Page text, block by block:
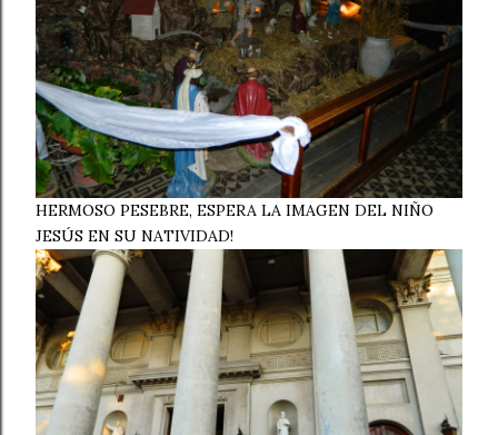
HERMOSO PESEBRE, ESPERA LA IMAGEN DEL NIÑO
JESÚS EN SU NATIVIDAD!